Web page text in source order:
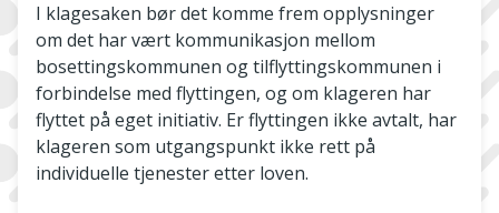
I klagesaken bør det komme frem opplysninger
om det har vært kommunikasjon mellom
bosettingskommunen og tilflyttingskommunen i
forbindelse med flyttingen, og om klageren har
flyttet på eget initiativ. Er flyttingen ikke avtalt, har
klageren som utgangspunkt ikke rett på
individuelle tjenester etter loven.